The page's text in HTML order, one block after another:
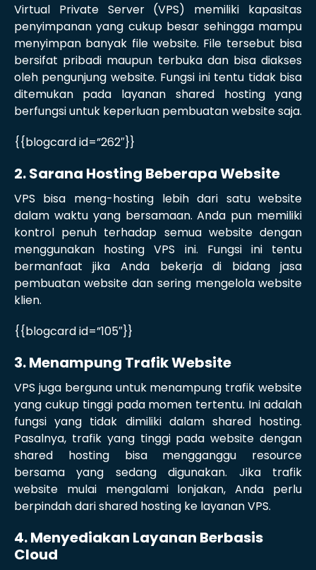
Virtual Private Server (VPS) memiliki kapasitas
penyimpanan yang cukup besar sehingga mampu
menyimpan banyak file website. File tersebut bisa
bersifat pribadi maupun terbuka dan bisa diakses
oleh pengunjung website. Fungsi ini tentu tidak bisa
ditemukan pada layanan shared hosting yang
berfungsi untuk keperluan pembuatan website saja.
{{blogcard id=”262″}}
2. Sarana Hosting Beberapa Website
VPS bisa meng-hosting lebih dari satu website
dalam waktu yang bersamaan. Anda pun memiliki
kontrol penuh terhadap semua website dengan
menggunakan hosting VPS ini. Fungsi ini tentu
bermanfaat jika Anda bekerja di bidang jasa
pembuatan website dan sering mengelola website
klien.
{{blogcard id=”105″}}
3. Menampung Trafik Website
VPS juga berguna untuk menampung trafik website
yang cukup tinggi pada momen tertentu. Ini adalah
fungsi yang tidak dimiliki dalam shared hosting.
Pasalnya, trafik yang tinggi pada website dengan
shared hosting bisa mengganggu resource
bersama yang sedang digunakan. Jika trafik
website mulai mengalami lonjakan, Anda perlu
berpindah dari shared hosting ke layanan VPS.
4. Menyediakan Layanan Berbasis
Cloud